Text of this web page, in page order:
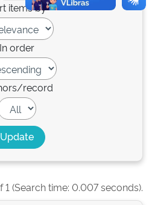
items by
In order
record
1 (Search time: 0.007 seconds).